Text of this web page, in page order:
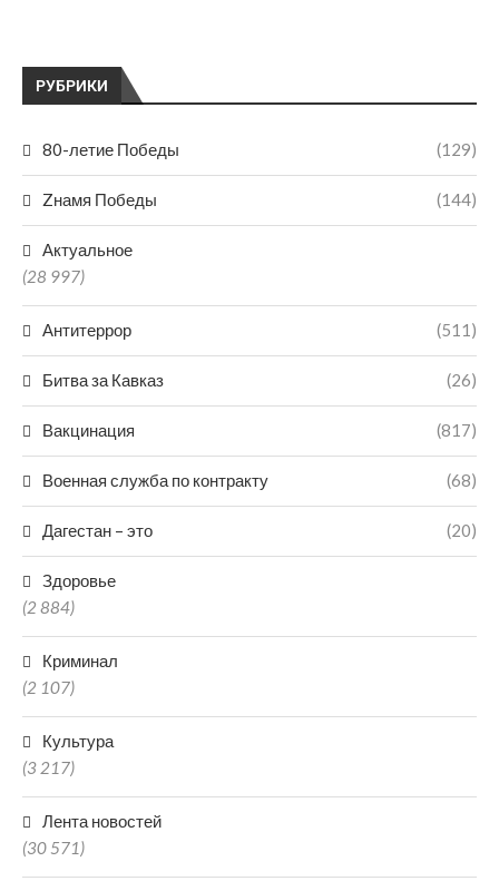
РУБРИКИ
80-летие Победы (129)
Zнамя Победы (144)
Актуальное
(28 997)
Антитеррор (511)
Битва за Кавказ (26)
Вакцинация (817)
Военная служба по контракту (68)
Дагестан – это (20)
Здоровье
(2 884)
Криминал
(2 107)
Культура
(3 217)
Лента новостей
(30 571)